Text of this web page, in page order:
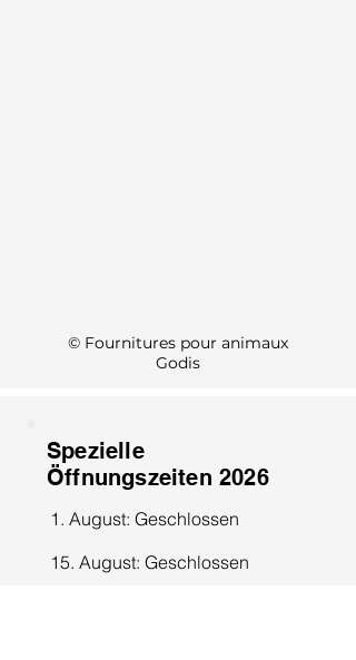
© Fournitures pour animaux
Godis
Spezielle
Öffnungszeiten 2026
1. August: Geschlossen
15. August: Geschlossen